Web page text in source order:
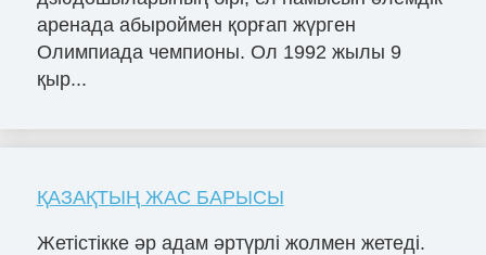
аренада абыроймен қорғап жүрген
Олимпиада чемпионы. Ол 1992 жылы 9
қыр...
ҚАЗАҚТЫҢ ЖАС БАРЫСЫ
Жетістікке әр адам әртүрлі жолмен жетеді.